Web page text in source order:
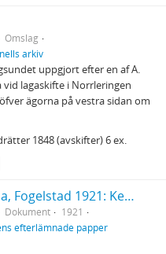
Omslag
arkiv
uppgjort efter en af A.
lagaskifte i Norrleringen
ägorna på vestra sidan om
1848 (avskifter) 6 ex.
Riksdagskvinnorna, Fogelstad 1921: Kerstin Hesselgren och Elisabeth Tamm
Dokument
1921
efterlämnade papper